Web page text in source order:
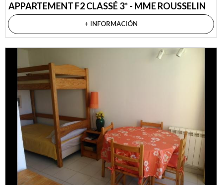
APPARTEMENT F2 CLASSÉ 3* - MME ROUSSELIN
+ INFORMACIÓN